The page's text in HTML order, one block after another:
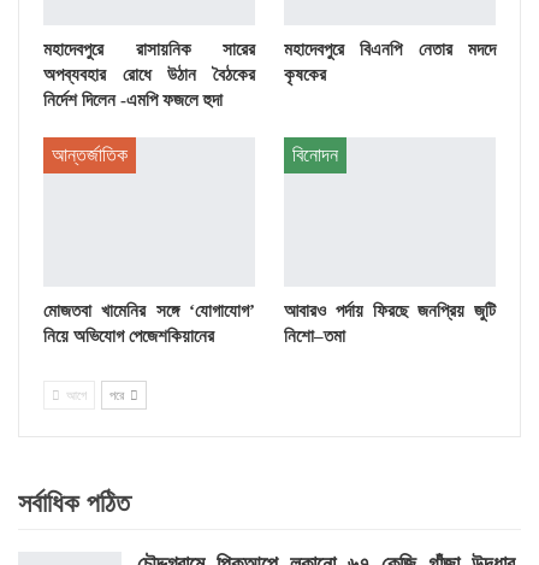
মহাদেবপুরে রাসায়নিক সারের
অপব্যবহার রোধে উঠান বৈঠকের
নির্দেশ দিলেন -এমপি ফজলে হুদা
মহাদেবপুরে বিএনপি নেতার মদদে
কৃষকের
আন্তর্জাতিক
মোজতবা খামেনির সঙ্গে ‘যোগাযোগ’
নিয়ে অভিযোগ পেজেশকিয়ানের
বিনোদন
আবারও পর্দায় ফিরছে জনপ্রিয় জুটি
নিশো–তমা
আগে পরে
সর্বাধিক পঠিত